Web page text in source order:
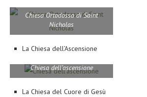
Chiesa Ortodossa di Saint
Nicholas
La Chiesa dell’Ascensione
Chiesa dell’ascensione
La Chiesa del Cuore di Gesù